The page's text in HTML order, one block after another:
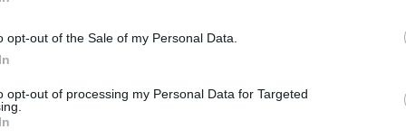
opt-out of the Sale of my Personal Data.
opt-out of processing my Personal Data for Targeted
l'assessore c'è invece una lettera
inviata da un gruppo di intellettuali che
sindaca di ripensarci. "Non per amicizia
profondamente Paolo Berdini
competente, coraggioso, schierato da
degli interessi generali contro la
dell'urbanistica contrattata,